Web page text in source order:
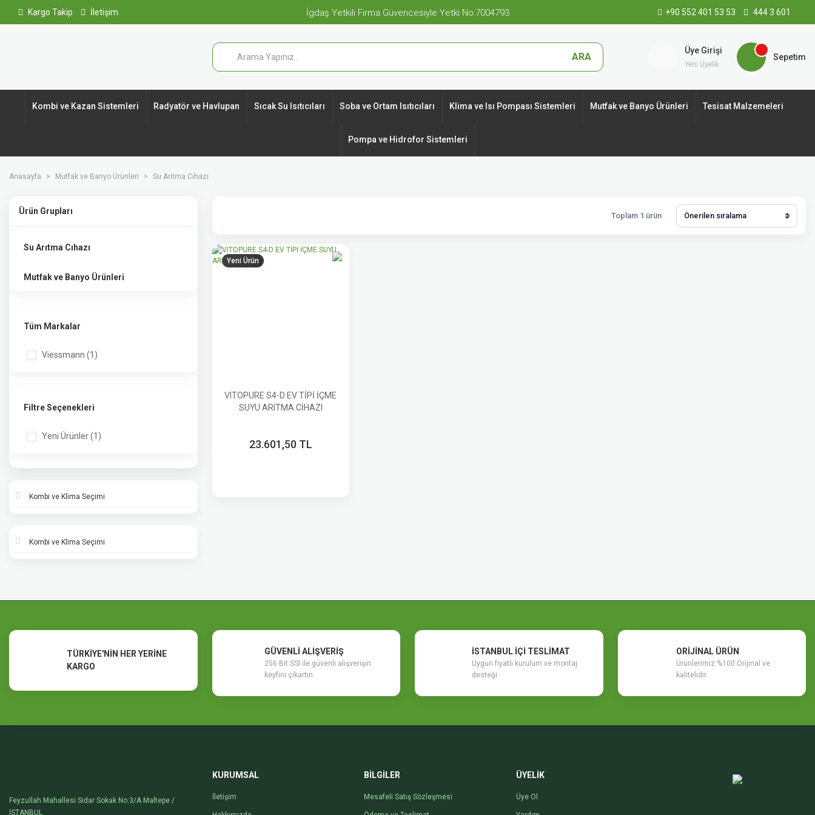
Kargo Takip İletişim İgdaş Yetkili Firma Güvencesiyle Yetki No:7004793 +90 552 401 53 53 444 3 601
ARA
Üye Girişi
Yeni Üyelik
Sepetim
Kombi ve Kazan Sistemleri Radyatör ve Havlupan Sıcak Su Isıtıcıları Soba ve Ortam Isıtıcıları Klima ve Isı Pompası Sistemleri Mutfak ve Banyo Ürünleri Tesisat Malzemeleri
Pompa ve Hidrofor Sistemleri
Anasayfa Mutfak ve Banyo Ürünleri Su Arıtma Cıhazı
Ürün Grupları
Su Arıtma Cıhazı
Mutfak ve Banyo Ürünleri
Tüm Markalar
Viessmann (1)
Filtre Seçenekleri
Yeni Ürünler (1)
Kombi ve Klima Seçimi
Kombi ve Klima Seçimi
Toplam 1 ürün
Yeni Ürün
VITOPURE S4-D EV TİPİ İÇME
SUYU ARITMA CİHAZI
23.601,50 TL
TÜRKİYE'NİN HER YERİNE
KARGO
GÜVENLİ ALIŞVERİŞ
256 Bit SSl ile güvenli alışverişin
keyfini çıkartın.
İSTANBUL İÇİ TESLİMAT
Uygun fiyatlı kurulum ve montaj
desteği
ORİJİNAL ÜRÜN
Ürünlerimiz %100 Orijinal ve
kalitelidir.
Feyzullah Mahallesi Sidar Sokak No:3/A Maltepe /
İSTANBUL
KURUMSAL
İletişim
BİLGİLER
Mesafeli Satış Sözleşmesi
ÜYELİK
Üye Ol